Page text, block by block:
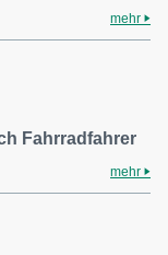
mehr
Fahrradfahrer
mehr